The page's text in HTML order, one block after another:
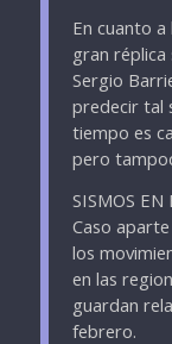
En cuanto
gran
Sergio
predecir tal
tiempo es
pero
SISMOS EN
Caso
los
en las
guardan
febrero.